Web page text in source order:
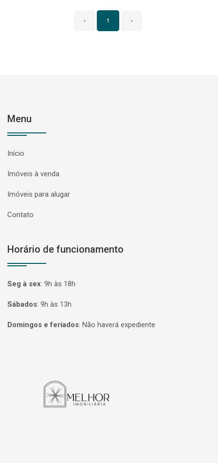
‹ 1 ›
Menu
Início
Imóveis à venda
Imóveis para alugar
Contato
Horário de funcionamento
Seg à sex: 9h às 18h
Sábados: 9h às 13h
Domingos e feriados: Não haverá expediente